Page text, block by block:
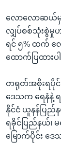
လောလောဆယ်မှာ
လျှပ်စစ်သုံးစွဲမှုဟ
ရင် ၅% ထက်
ထောက်ပြထား
တရုတ်အစိုးရပိုင်
ဒေသက ရေနံနဲ့
နိုင်ငံ ယူနန်ပြ
ရခိုင်ပြည်နယ်၊ မ
မြောက်ပိုင်း ဒ